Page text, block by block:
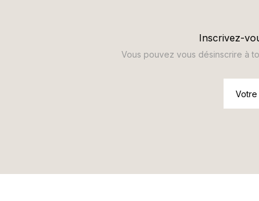
Inscrivez-
Vous pouvez vous désinscrire à